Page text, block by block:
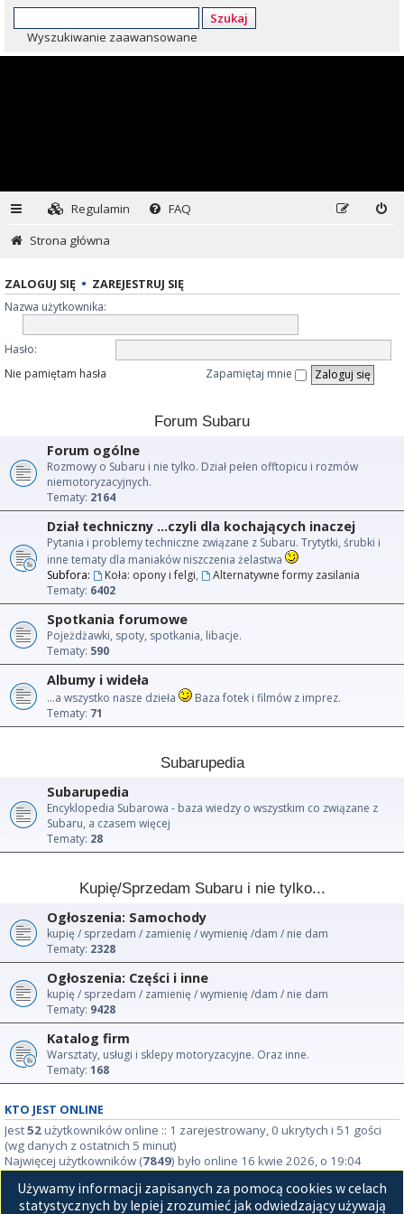
Szukaj
Wyszukiwanie zaawansowane
Regulamin
FAQ
Strona główna
ZALOGUJ SIĘ • ZAREJESTRUJ SIĘ
Nazwa użytkownika:
Hasło:
Nie pamiętam hasła
Zapamiętaj mnie
Forum Subaru
Forum ogólne
Rozmowy o Subaru i nie tylko. Dział pełen offtopicu i rozmów
niemotoryzacyjnych.
Tematy: 2164
Dział techniczny ...czyli dla kochających inaczej
Pytania i problemy techniczne związane z Subaru. Trytytki, śrubki i
inne tematy dla maniaków niszczenia żelastwa
Subfora:
Koła: opony i felgi,
Alternatywne formy zasilania
Tematy: 6402
Spotkania forumowe
Pojeżdżawki, spoty, spotkania, libacje.
Tematy: 590
Albumy i wideła
...a wszystko nasze dzieła
Baza fotek i filmów z imprez.
Tematy: 71
Subarupedia
Subarupedia
Encyklopedia Subarowa - baza wiedzy o wszystkim co związane z
Subaru, a czasem więcej
Tematy: 28
Kupię/Sprzedam Subaru i nie tylko...
Ogłoszenia: Samochody
kupię / sprzedam / zamienię / wymienię /dam / nie dam
Tematy: 2328
Ogłoszenia: Części i inne
kupię / sprzedam / zamienię / wymienię /dam / nie dam
Tematy: 9428
Katalog firm
Warsztaty, usługi i sklepy motoryzacyjne. Oraz inne.
Tematy: 168
KTO JEST ONLINE
Jest52użytkowników online :: 1 zarejestrowany, 0 ukrytych i 51 gości
(wg danych z ostatnich 5 minut)
Najwięcej użytkowników (7849) było online 16 kwie 2026, o 19:04
STATYSTYKI
Używamy informacji zapisanych za pomocą cookies w celach
statystycznych by lepiej zrozumieć jak odwiedzający używają